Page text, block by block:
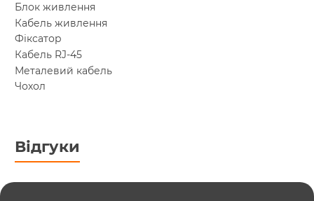
Блок живлення
Кабель живлення
Фіксатор
Кабель RJ-45
Металевий кабель
Чохол
Відгуки